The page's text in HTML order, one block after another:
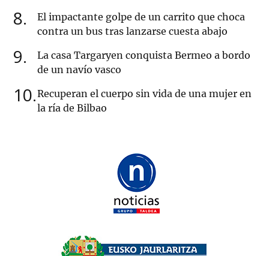
8
El impactante golpe de un carrito que choca
contra un bus tras lanzarse cuesta abajo
9
La casa Targaryen conquista Bermeo a bordo
de un navío vasco
10 Recuperan el cuerpo sin vida de una mujer en
la ría de Bilbao